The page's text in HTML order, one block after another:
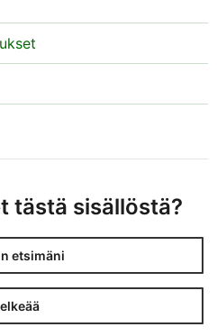
tästä sisällöstä?
etsimäni